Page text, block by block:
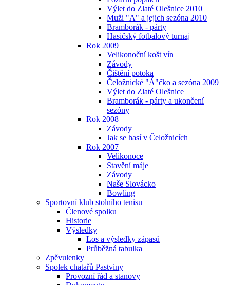
Výlet do Zlaté Olešnice 2010
Muži "A" a jejich sezóna 2010
Bramborák - párty
Hasičský fotbalový turnaj
Rok 2009
Velikonoční košt vín
Závody
Čištění potoka
Čeložnické "Á"čko a sezóna 2009
Výlet do Zlaté Olešnice
Bramborák - párty a ukončení
sezóny
Rok 2008
Závody
Jak se hasí v Čeložnicích
Rok 2007
Velikonoce
Stavění máje
Závody
Naše Slovácko
Bowling
Sportovní klub stolního tenisu
Členové spolku
Historie
Výsledky
Los a výsledky zápasů
Průběžná tabulka
Zpěvulenky
Spolek chatařů Pastviny
Provozní řád a stanovy